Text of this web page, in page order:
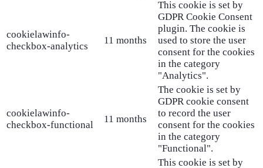
cookielawinfo-
checkbox-analytics
11 months
This cookie is set by
GDPR Cookie Consent
plugin. The cookie is
used to store the user
consent for the cookies
in the category
"Analytics".
cookielawinfo-
checkbox-functional
11 months
The cookie is set by
GDPR cookie consent
to record the user
consent for the cookies
in the category
"Functional".
This cookie is set by